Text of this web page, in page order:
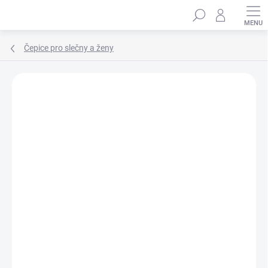
Hledat
Čepice pro slečny a ženy